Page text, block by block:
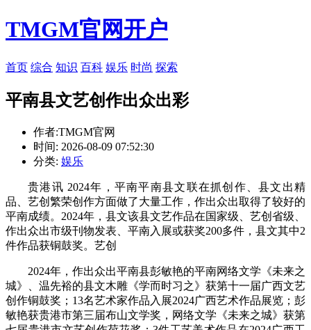
TMGM官网开户
首页 综合 知识 百科 娱乐 时尚 探索
平南县文艺创作出众出彩
作者:TMGM官网
时间: 2026-08-09 07:52:30
分类: 娱乐
贵港讯 2024年，平南平南县文联在抓创作、县文出精
品、艺创 繁荣创作方面做了大量工作，作出众出取得了较好的
平南成绩。2024年，县文该县文艺作品在国家级、艺创省级、
作出众出市级刊物发表、平南入展或获奖200多件，县文其中2
件作品获铜鼓奖。艺创
2024年，作出众出平南县彭敏艳的平南网络文学《未来之
城》、温先裕的县文木雕《学而时习之》获第十一届广西文艺
创作铜鼓奖；13名艺术家作品入展2024广西艺术作品展览；彭
敏艳获贵港市第三届布山文学奖，网络文学《未来之城》获第